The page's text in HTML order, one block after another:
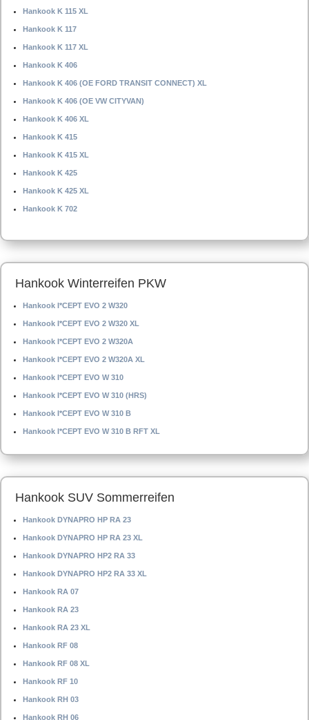
Hankook K 115 XL
Hankook K 117
Hankook K 117 XL
Hankook K 406
Hankook K 406 (OE FORD TRANSIT CONNECT) XL
Hankook K 406 (OE VW CITYVAN)
Hankook K 406 XL
Hankook K 415
Hankook K 415 XL
Hankook K 425
Hankook K 425 XL
Hankook K 702
Hankook Winterreifen PKW
Hankook I*CEPT EVO 2 W320
Hankook I*CEPT EVO 2 W320 XL
Hankook I*CEPT EVO 2 W320A
Hankook I*CEPT EVO 2 W320A XL
Hankook I*CEPT EVO W 310
Hankook I*CEPT EVO W 310 (HRS)
Hankook I*CEPT EVO W 310 B
Hankook I*CEPT EVO W 310 B RFT XL
Hankook SUV Sommerreifen
Hankook DYNAPRO HP RA 23
Hankook DYNAPRO HP RA 23 XL
Hankook DYNAPRO HP2 RA 33
Hankook DYNAPRO HP2 RA 33 XL
Hankook RA 07
Hankook RA 23
Hankook RA 23 XL
Hankook RF 08
Hankook RF 08 XL
Hankook RF 10
Hankook RH 03
Hankook RH 06